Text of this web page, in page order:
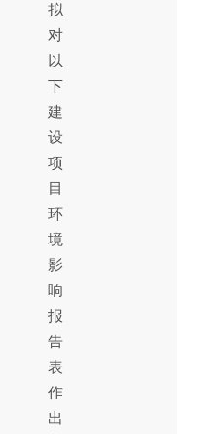
拟
对
以
下
建
设
项
目
环
境
影
响
报
告
表
作
出